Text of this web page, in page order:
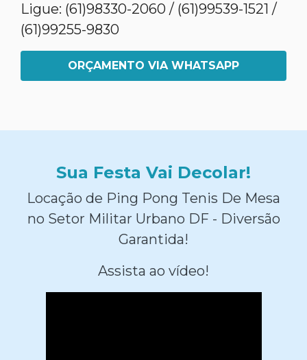
Ligue: (61)98330-2060 / (61)99539-1521 /
(61)99255-9830
ORÇAMENTO VIA WHATSAPP
Sua Festa Vai Decolar!
Locação de Ping Pong Tenis De Mesa
no Setor Militar Urbano DF - Diversão
Garantida!
Assista ao vídeo!